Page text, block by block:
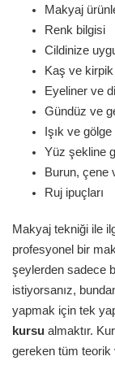
Makyaj
Renk bilgisi
Cildinize
Kaş ve kirpik
Eyeliner ve
Gündüz ve
Işık ve gölge
Yüz şekline
Burun, çene
Ruj ipuçları
Makyaj tekniği ile
profesyonel bir
şeylerden sadece
istiyorsanız,
yapmak için tek
kursu almaktır.
gereken tüm teorik